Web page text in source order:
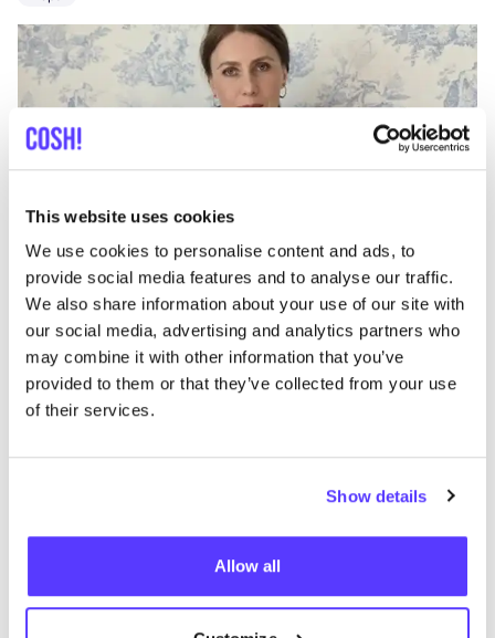
This website uses cookies
We use cookies to personalise content and ads, to
provide social media features and to analyse our traffic.
We also share information about your use of our site with
our social media, advertising and analytics partners who
may combine it with other information that you’ve
provided to them or that they’ve collected from your use
of their services.
Show details
Allow all
Añade a la ruta Visita sitio web
List Map
Otras marcas